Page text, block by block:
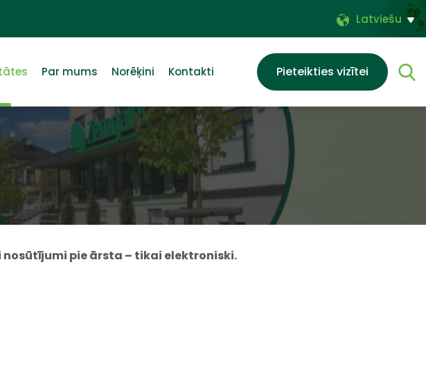
Latviešu
Par mums Norēķini Kontakti Pieteikties vizītei
pie ārsta – tikai elektroniski.